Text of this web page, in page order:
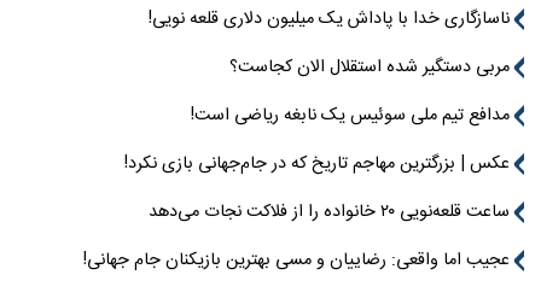
ناسازگاری خدا با پاداش یک میلیون دلاری قلعه نویی!
مربی دستگیر شده استقلال الان کجاست؟
مدافع تیم ملی سوئیس یک نابغه ریاضی است!
عکس | بزرگترین مهاجم تاریخ که در جام‌جهانی بازی نکرد!
ساعت قلعه‌نویی ۲۰ خانواده را از فلاکت نجات می‌دهد
عجیب اما واقعی: رضاییان و مسی بهترین بازیکنان جام جهانی!